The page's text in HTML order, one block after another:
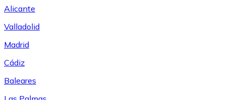
Alicante
Valladolid
Madrid
Cádiz
Baleares